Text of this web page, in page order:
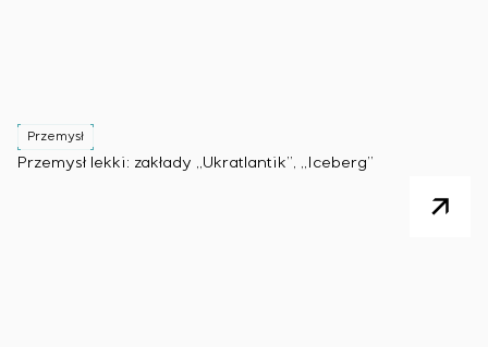
Przemysł
Przemysł lekki: zakłady „Ukratlantik”, „Iceberg”